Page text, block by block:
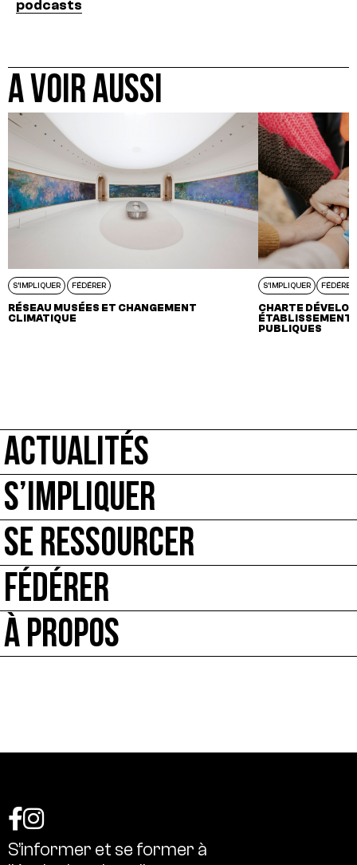
podcasts
A VOIR AUSSI
S'IMPLIQUER FÉDÉRER
RÉSEAU MUSÉES ET CHANGEMENT
CLIMATIQUE
S'IMPLIQUER FÉDÉRER
CHARTE
PUBLIQUES
ACTUALITÉS
S’IMPLIQUER
SE RESSOURCER
FÉDÉRER
À PROPOS
S’informer et se former à